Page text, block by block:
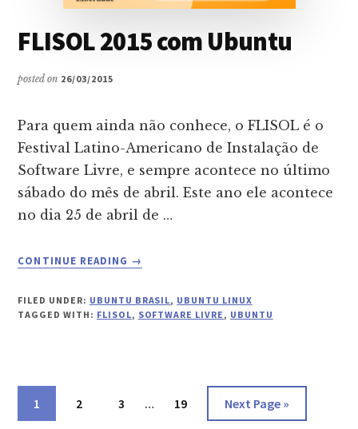
FLISOL 2015 com Ubuntu
posted on 26/03/2015
Para quem ainda não conhece, o FLISOL é o
Festival Latino-Americano de Instalação de
Software Livre, e sempre acontece no último
sábado do mês de abril. Este ano ele acontece
no dia 25 de abril de …
CONTINUE READING
ABOUT
COM
→
FILED UNDER: UBUNTU BRASIL, UBUNTU LINUX
TAGGED WITH: FLISOL, SOFTWARE LIVRE, UBUNTU
Page
1 Page
2 Page
3
Interim
… Page
19
Go
Next Page »